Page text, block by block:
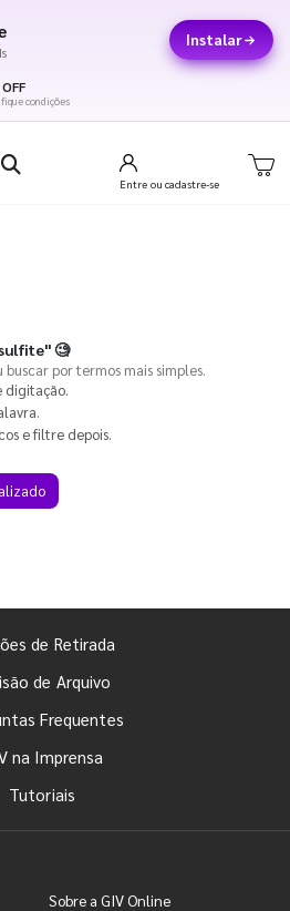
Instalar
condições
Entre ou cadastre-se
🧐
por termos mais simples.
digitação.
e filtre depois.
de Retirada
de Arquivo
Frequentes
na Imprensa
Tutoriais
Sobre a GIV Online